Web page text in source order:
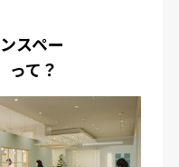
スペー
て？